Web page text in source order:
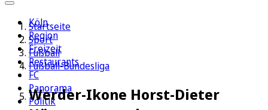
Köln
Region
Freizeit
Restaurants
FC
Panorama
Politik
Startseite
Sport
Fußball
Fußball-Bundesliga
Werder-Ikone Horst-Dieter